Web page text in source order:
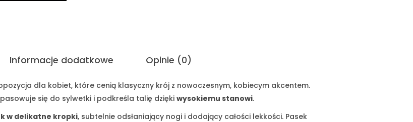
Informacje dodatkowe Opinie (0)
dla kobiet, które cenią klasyczny krój z nowoczesnym, kobiecym akcentem.
się do sylwetki i podkreśla talię dzięki wysokiemu stanowi.
w delikatne kropki, subtelnie odsłaniający nogi i dodający całości lekkości. Pasek